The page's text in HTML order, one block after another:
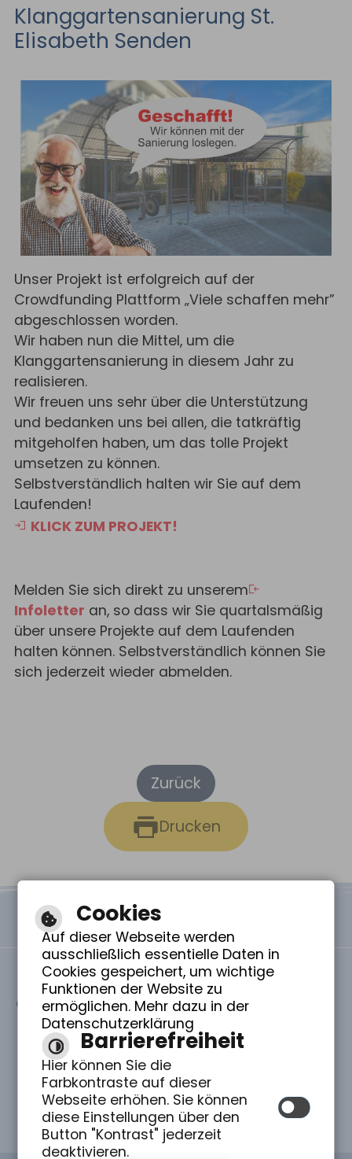
Klanggartensanierung St.
Elisabeth Senden
Unser Projekt ist erfolgreich auf der
Crowdfunding Plattform „Viele schaffen mehr”
abgeschlossen worden.
Wir haben nun die Mittel, um die
Klanggartensanierung in diesem Jahr zu
realisieren.
Wir freuen uns sehr über die Unterstützung
und bedanken uns bei allen, die tatkräftig
mitgeholfen haben, um das tolle Projekt
umsetzen zu können.
Selbstverständlich halten wir Sie auf dem
Laufenden!
KLICK ZUM PROJEKT!
Melden Sie sich direkt zu unserem
Infoletter an, so dass wir Sie quartalsmäßig
über unsere Projekte auf dem Laufenden
halten können. Selbstverständlich können Sie
sich jederzeit wieder abmelden.
Zurück
Drucken
St. Elisabeth Pflegezentrum gGmbH -
Zeisestraße 19 - 89250 Senden
07307 - 808-0
info(@)stelisabeth-senden.de
Rundgang durch St. Elisabeth
Wir freuen uns über Ihre Spende!
Volksbank Ulm-Biberach IBAN: DE14 6309 0100
0415 5070 06 – BIC: ULMVDE66
DIREKTER KLICK ZUR SPENDE
Cookies
Auf dieser Webseite werden
ausschließlich essentielle Daten in
Cookies gespeichert, um wichtige
Funktionen der Website zu
ermöglichen. Mehr dazu in der
Datenschutzerklärung
Barrierefreiheit
Hier können Sie die
Farbkontraste auf dieser
Webseite erhöhen. Sie können
diese Einstellungen über den
Button "Kontrast" jederzeit
deaktivieren.